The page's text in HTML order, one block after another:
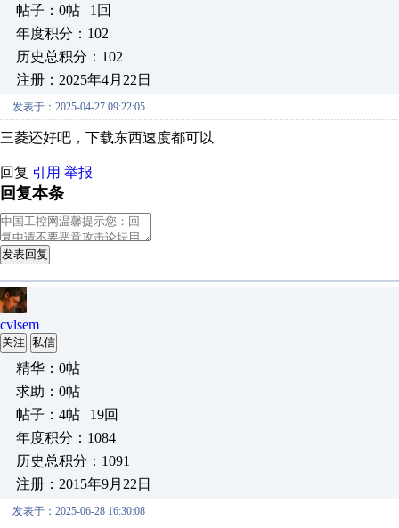
帖子：0帖 | 1回
年度积分：102
历史总积分：102
注册：2025年4月22日
发表于：2025-04-27 09:22:05
三菱还好吧，下载东西速度都可以
回复 引用 举报
回复本条
发表回复
cvlsem
关注 私信
精华：0帖
求助：0帖
帖子：4帖 | 19回
年度积分：1084
历史总积分：1091
注册：2015年9月22日
发表于：2025-06-28 16:30:08